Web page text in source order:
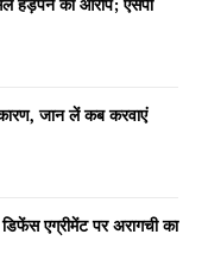
जान लें कब करवाएं
एग्रीमेंट पर अरागची का